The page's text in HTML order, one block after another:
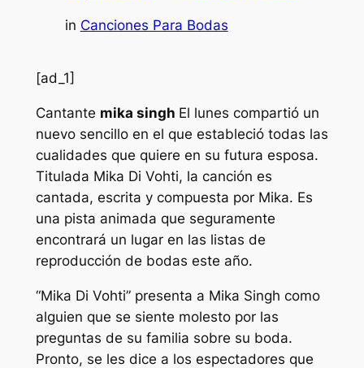
in Canciones Para Bodas
[ad_1]
Cantante mika singh El lunes compartió un
nuevo sencillo en el que estableció todas las
cualidades que quiere en su futura esposa.
Titulada Mika Di Vohti, la canción es
cantada, escrita y compuesta por Mika. Es
una pista animada que seguramente
encontrará un lugar en las listas de
reproducción de bodas este año.
“Mika Di Vohti” presenta a Mika Singh como
alguien que se siente molesto por las
preguntas de su familia sobre su boda.
Pronto, se les dice a los espectadores que